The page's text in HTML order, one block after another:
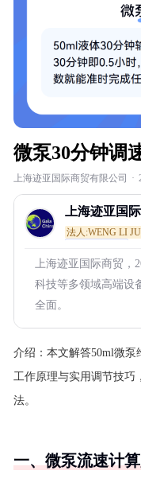
微泵30分钟调
上海迹亚国际商贸有限公司 ·
上海迹亚国
法人:WENG LI
上海迹亚国际商贸，
科技等多领域高端设
全面。
介绍： 本文解答50ml微泵
工作原理与实用调节技巧
法。
一、微泵流速计